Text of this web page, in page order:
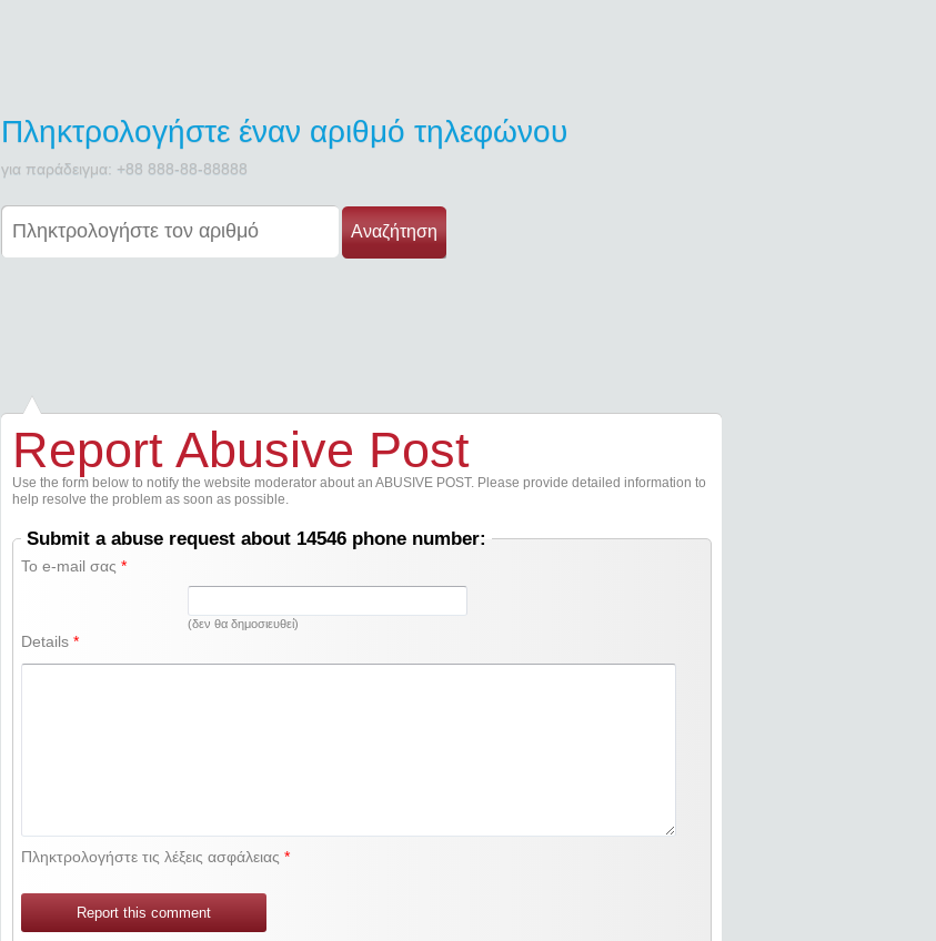
Πληκτρολογήστε έναν αριθμό τηλεφώνου
για παράδειγμα: +88 888-88-88888
Αναζήτηση
Report Abusive Post
Use the form below to notify the website moderator about an ABUSIVE POST. Please provide detailed information to
help resolve the problem as soon as possible.
Submit a abuse request about 14546 phone number:
Το e-mail σας*
(δεν θα δημοσιευθεί)
Details*
Πληκτρολογήστε τις λέξεις ασφάλειας*
Report this comment